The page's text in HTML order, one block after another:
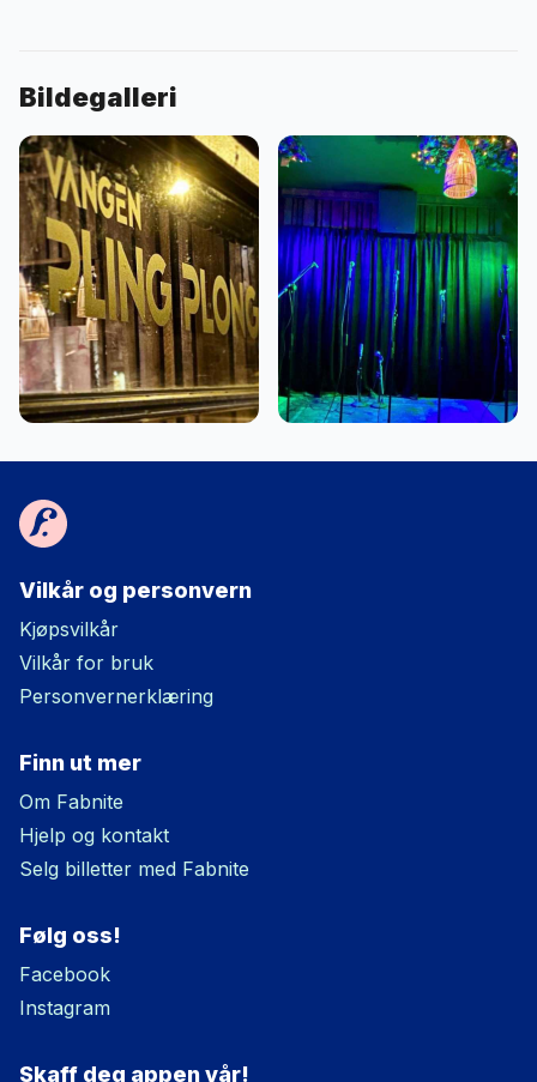
Bildegalleri
Vilkår og personvern
Kjøpsvilkår
Vilkår for bruk
Personvernerklæring
Finn ut mer
Om Fabnite
Hjelp og kontakt
Selg billetter med Fabnite
Følg oss!
Facebook
Instagram
Skaff deg appen vår!